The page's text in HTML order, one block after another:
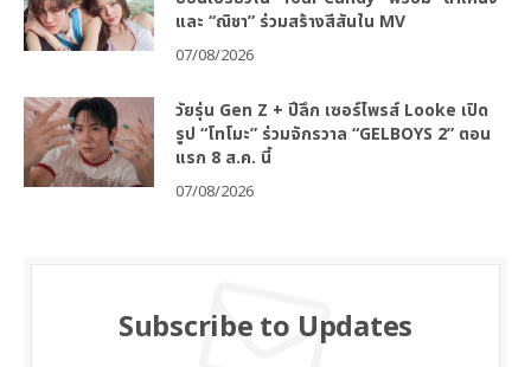
และ “ณิชา” ร่วมสร้างสีสันใน MV
07/08/2026
วัยรุ่น Gen Z + ปีลึก เซอร์ไพรส์ Looke เปิด
รูป “โทโมะ” ร่วมจักรวาล “GELBOYS 2” ตอน
แรก 8 ส.ค. นี้
07/08/2026
Subscribe to Updates